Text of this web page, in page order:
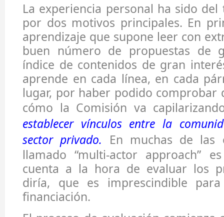
La experiencia personal ha sido
por dos motivos principales. En
aprendizaje que supone leer con
buen número de propuestas de
índice de contenidos de gran
aprende en cada línea, en cada
lugar, por haber podido comprobar
cómo la Comisión va
establecer vínculos entre la
sector privado. En muchas de las
llamado “multi-actor approach”
cuenta a la hora de evaluar los
diría, que es imprescindible
financiación.